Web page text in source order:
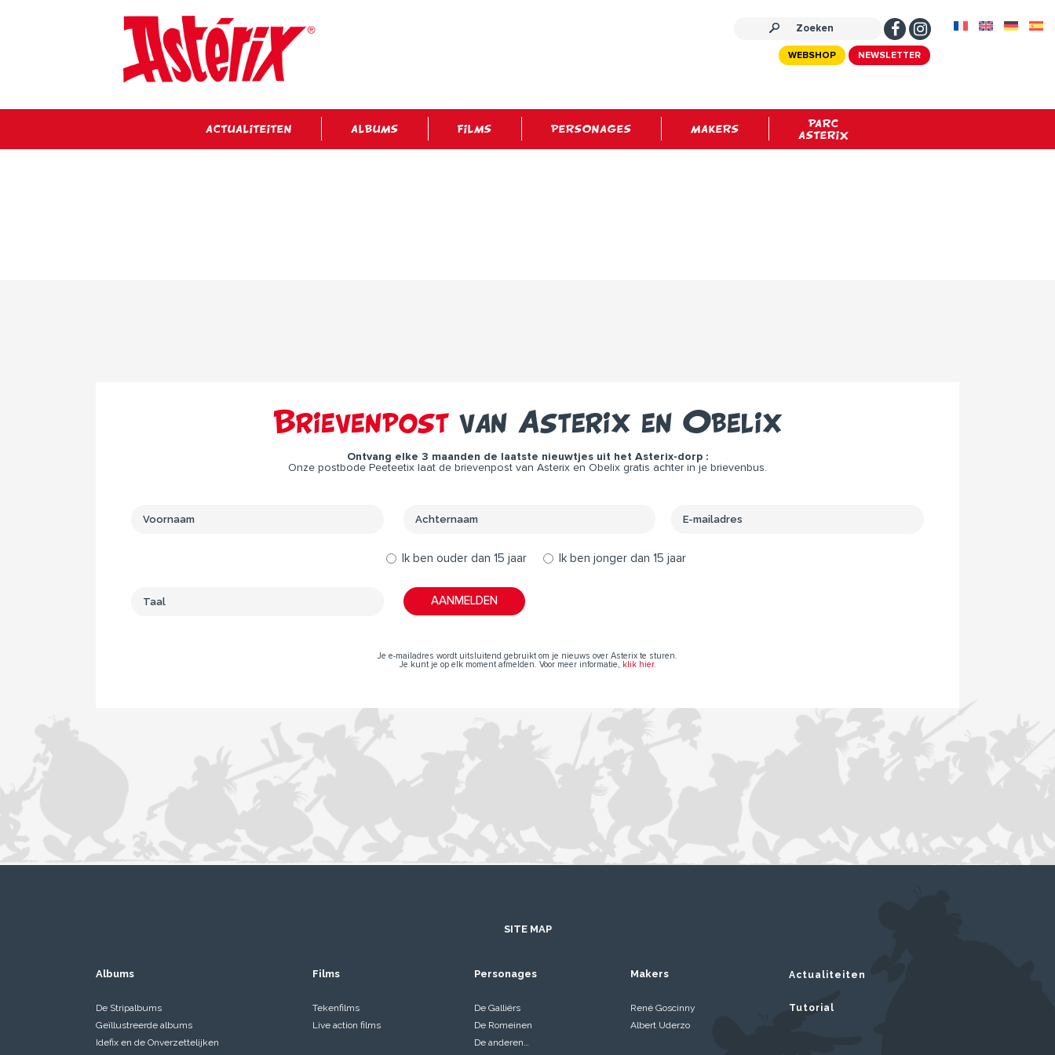
NEWSLETTER
WEBSHOP
ACTUALITEITEN ALBUMS FILMS PERSONAGES MAKERS
PARC
ASTERIX
Brievenpostvan Asterix en Obelix
Ontvang elke 3 maanden de laatste nieuwtjes uit het Asterix-dorp :
Onze postbode Peeteetix laat de brievenpost van Asterix en Obelix gratis achter in je brievenbus.
Ik ben ouder dan 15 jaar Ik ben jonger dan 15 jaar
Je e-mailadres wordt uitsluitend gebruikt om je nieuws over Asterix te sturen.
Je kunt je op elk moment afmelden. Voor meer informatie,
klik hier.
SITE MAP
Albums
De Stripalbums
Geïllustreerde albums
Idefix en de Onverzettelijken
Films
Tekenfilms
Live action films
Personages
De Galliërs
De Romeinen
De anderen…
Makers
René Goscinny
Albert Uderzo
Actualiteiten
Tutorial